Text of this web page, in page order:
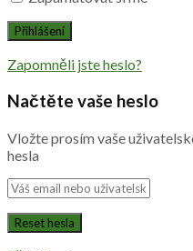
Zapomněli jste heslo?
Načtěte vaše heslo
Vložte prosím vaše
hesla